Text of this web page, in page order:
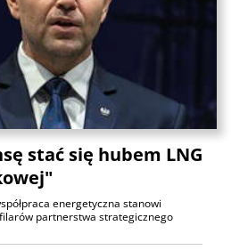
stać się hubem LNG
energetyczna stanowi
partnerstwa strategicznego